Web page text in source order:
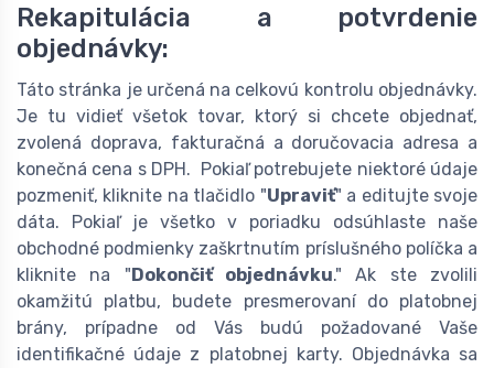
Rekapitulácia a potvrdenie
objednávky:
Táto stránka je určená na celkovú kontrolu objednávky.
Je tu vidieť všetok tovar, ktorý si chcete objednať,
zvolená doprava, fakturačná a doručovacia adresa a
konečná cena s DPH. Pokiaľ potrebujete niektoré údaje
pozmeniť, kliknite na tlačidlo "Upraviť" a editujte svoje
dáta. Pokiaľ je všetko v poriadku odsúhlaste naše
obchodné podmienky zaškrtnutím príslušného políčka a
kliknite na "Dokončiť objednávku." Ak ste zvolili
okamžitú platbu, budete presmerovaní do platobnej
brány, prípadne od Vás budú požadované Vaše
identifikačné údaje z platobnej karty. Objednávka sa